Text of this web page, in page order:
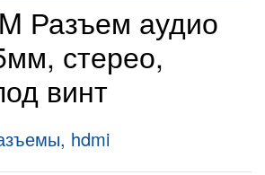
Разъем аудио
стерео,
винт
hdmi